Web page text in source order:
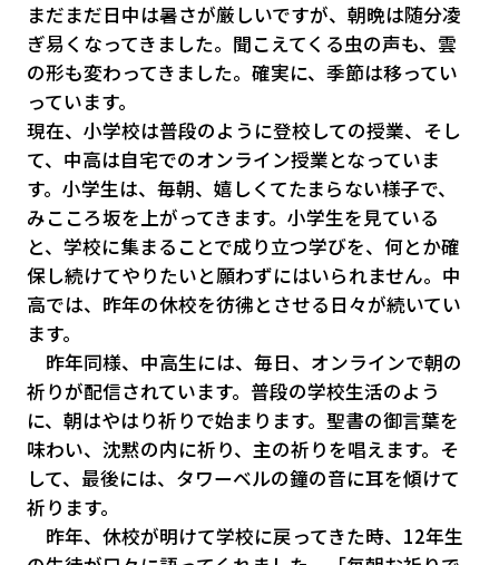
まだまだ日中は暑さが厳しいですが、朝晩は随分凌
ぎ易くなってきました。聞こえてくる虫の声も、雲
の形も変わってきました。確実に、季節は移ってい
っています。
現在、小学校は普段のように登校しての授業、そし
て、中高は自宅でのオンライン授業となっていま
す。小学生は、毎朝、嬉しくてたまらない様子で、
みこころ坂を上がってきます。小学生を見ている
と、学校に集まることで成り立つ学びを、何とか確
保し続けてやりたいと願わずにはいられません。中
高では、昨年の休校を彷彿とさせる日々が続いてい
ます。
昨年同様、中高生には、毎日、オンラインで朝の
祈りが配信されています。普段の学校生活のよう
に、朝はやはり祈りで始まります。聖書の御言葉を
味わい、沈黙の内に祈り、主の祈りを唱えます。そ
して、最後には、タワーベルの鐘の音に耳を傾けて
祈ります。
昨年、休校が明けて学校に戻ってきた時、12年生